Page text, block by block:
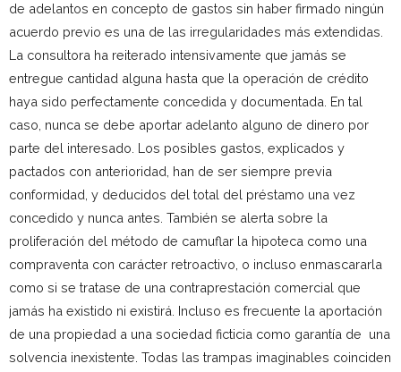
de adelantos en concepto de gastos sin haber firmado ningún
acuerdo previo es una de las irregularidades más extendidas.
La consultora ha reiterado intensivamente que jamás se
entregue cantidad alguna hasta que la operación de crédito
haya sido perfectamente concedida y documentada. En tal
caso, nunca se debe aportar adelanto alguno de dinero por
parte del interesado. Los posibles gastos, explicados y
pactados con anterioridad, han de ser siempre previa
conformidad, y deducidos del total del préstamo una vez
concedido y nunca antes. También se alerta sobre la
proliferación del método de camuflar la hipoteca como una
compraventa con carácter retroactivo, o incluso enmascararla
como si se tratase de una contraprestación comercial que
jamás ha existido ni existirá. Incluso es frecuente la aportación
de una propiedad a una sociedad ficticia como garantía de una
solvencia inexistente. Todas las trampas imaginables coinciden